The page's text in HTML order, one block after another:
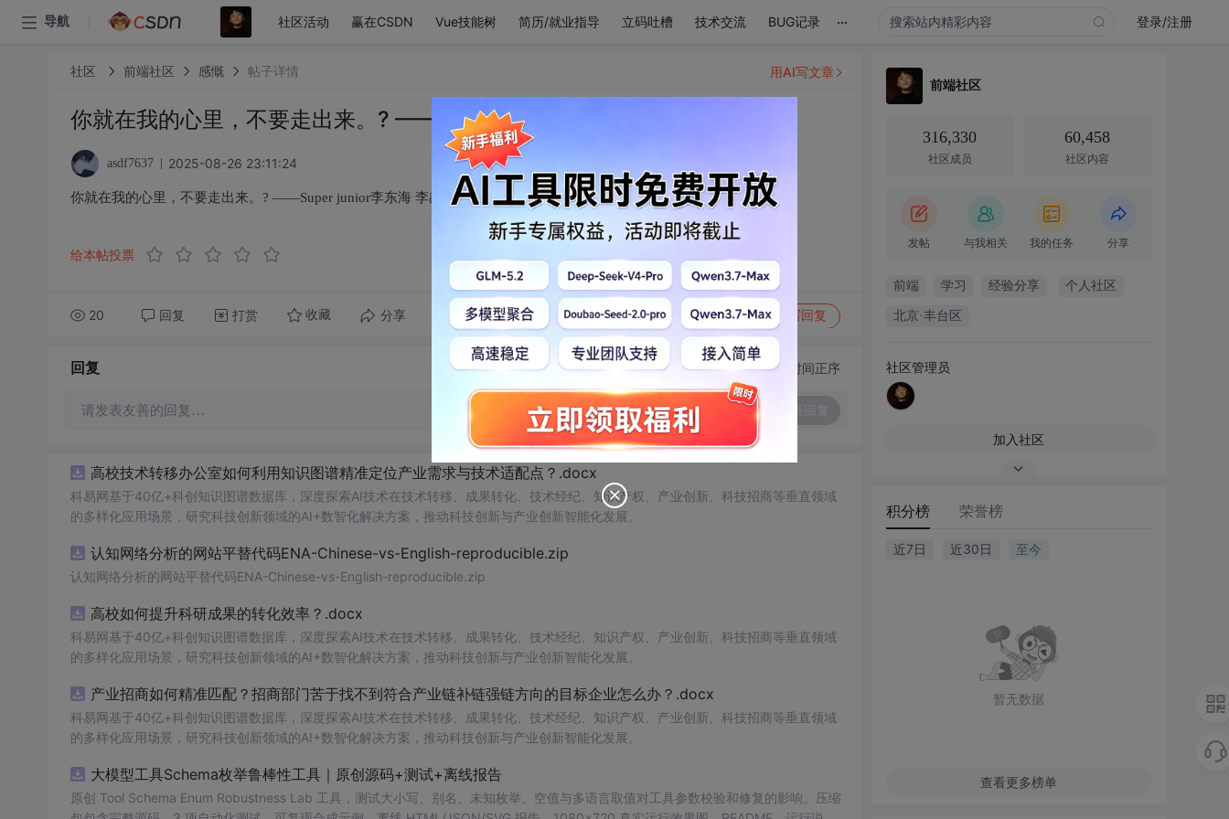
导航 社区活动 赢在CSDN Vue技能树 简历/就业指导 立码吐槽 技术交流 BUG记录 ... 登录/注册
社区 前端社区 感慨 帖子详情
你就在我的心里，不要走出来。? ——Super junior李东海 李赫宰
asdf7637 2025-08-26 23:11:24
你就在我的心里，不要走出来。? ——Super junior李东海 李赫宰
给本帖投票
20 回复 打赏 收藏 分享 转发到动态 举报 写回复
用AI写文章
回复 切换为时间正序
请发表友善的回复…
高校技术转移办公室如何利用知识图谱精准定位产业需求与技术适配点？.docx
科易网基于40亿+科创知识图谱数据库，深度探索AI技术在技术转移、成果转化、技术经纪、知识产权、产业创新、科技招商等垂直领域
的多样化应用场景，研究科技创新领域的AI+数智化解决方案，推动科技创新与产业创新智能化发展。
认知网络分析的网站平替代码ENA-Chinese-vs-English-reproducible.zip
认知网络分析的网站平替代码ENA-Chinese-vs-English-reproducible.zip
高校如何提升科研成果的转化效率？.docx
科易网基于40亿+科创知识图谱数据库，深度探索AI技术在技术转移、成果转化、技术经纪、知识产权、产业创新、科技招商等垂直领域
的多样化应用场景，研究科技创新领域的AI+数智化解决方案，推动科技创新与产业创新智能化发展。
产业招商如何精准匹配？招商部门苦于找不到符合产业链补链强链方向的目标企业怎么办？.docx
科易网基于40亿+科创知识图谱数据库，深度探索AI技术在技术转移、成果转化、技术经纪、知识产权、产业创新、科技招商等垂直领域
的多样化应用场景，研究科技创新领域的AI+数智化解决方案，推动科技创新与产业创新智能化发展。
大模型工具Schema枚举鲁棒性工具｜原创源码+测试+离线报告
原创 Tool Schema Enum Robustness Lab 工具，测试大小写、别名、未知枚举、空值与多语言取值对工具参数校验和修复的影响。压缩
前端社区
316,330
社区成员
60,458
社区内容
发帖 与我相关 我的任务 分享
前端 学习 经验分享 个人社区
北京·丰台区
社区管理员
加入社区
积分榜 荣誉榜
近7日 近30日 至今
暂无数据
查看更多榜单